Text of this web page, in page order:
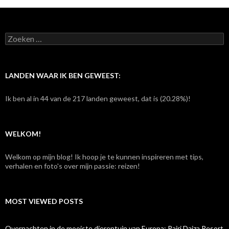
Z
o
e
a
LANDEN WAAR IK BEN GEWEEST:
Ik ben al in 44 van de 217 landen geweest, dat is (20.28%)!
WELKOM!
Welkom op mijn blog! Ik hoop je te kunnen inspireren met tips,
verhalen en foto's over mijn passie: reizen!
MOST VIEWED POSTS